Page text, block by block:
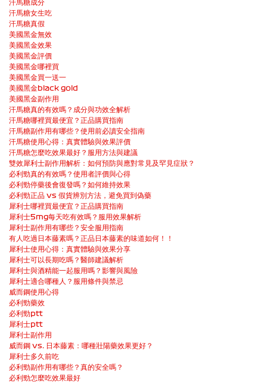
汗馬糖成分
汗馬糖女生吃
汗馬糖真假
美國黑金無效
美國黑金效果
美國黑金評價
美國黑金哪裡買
美國黑金買一送一
美國黑金black gold
美國黑金副作用
汗馬糖真的有效嗎？成分與功效全解析
汗馬糖哪裡買最便宜？正品購買指南
汗馬糖副作用有哪些？使用前必讀安全指南
汗馬糖使用心得：真實體驗與效果評價
汗馬糖怎麼吃效果最好？服用方法與建議
雙效犀利士副作用解析：如何預防與應對常見及罕見症狀？
必利勁真的有效嗎？使用者評價與心得
必利勁停藥後會復發嗎？如何維持效果
必利勁正品 vs 假貨辨別方法，避免買到偽藥
犀利士哪裡買最便宜？正品購買指南
犀利士5mg每天吃有效嗎？服用效果解析
犀利士副作用有哪些？安全服用指南
有人吃過日本藤素嗎？正品日本藤素的味道如何！！
犀利士使用心得：真實體驗與效果分享
犀利士可以長期吃嗎？醫師建議解析
犀利士與酒精能一起服用嗎？影響與風險
犀利士適合哪種人？服用條件與禁忌
威而鋼使用心得
必利勁藥效
必利勁ptt
犀利士ptt
犀利士副作用
威而鋼 vs. 日本藤素：哪種壯陽藥效果更好？
犀利士多久前吃
必利勁副作用有哪些？真的安全嗎？
必利勁怎麼吃效果最好